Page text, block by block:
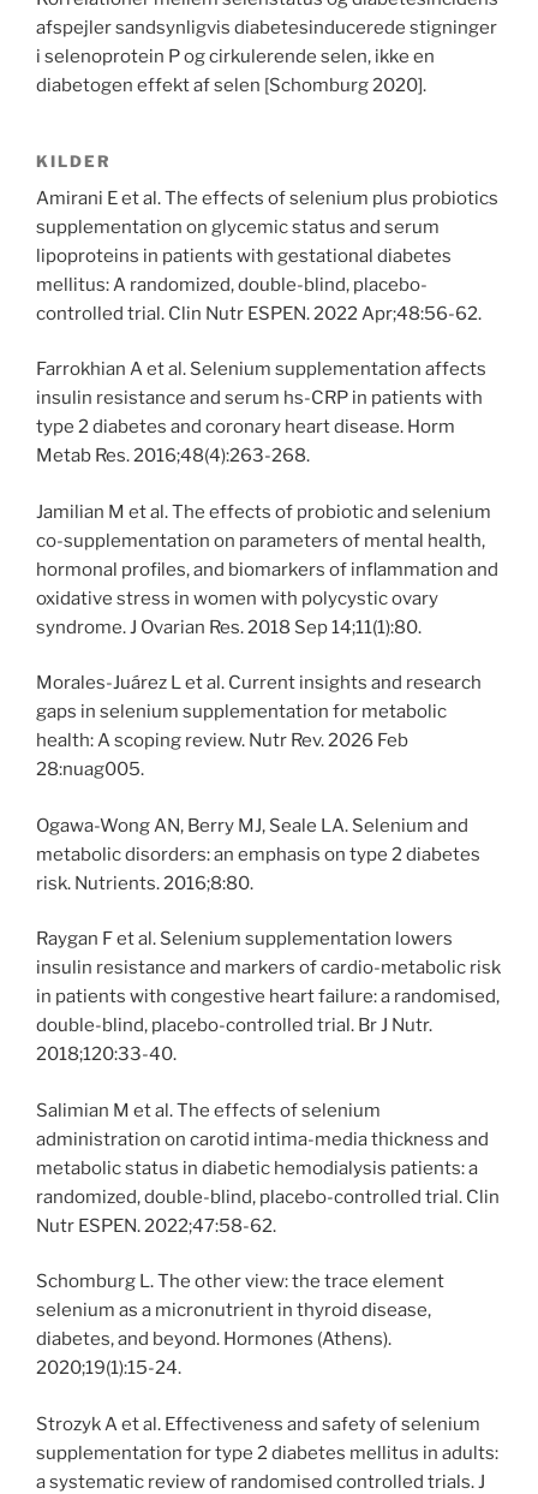
afspejler sandsynligvis diabetesinducerede stigninger
i selenoprotein P og cirkulerende selen, ikke en
diabetogen effekt af selen [Schomburg 2020].
KILDER
Amirani E et al. The effects of selenium plus probiotics
supplementation on glycemic status and serum
lipoproteins in patients with gestational diabetes
mellitus: A randomized, double-blind, placebo-
controlled trial. Clin Nutr ESPEN. 2022 Apr;48:56-62.
Farrokhian A et al. Selenium supplementation affects
insulin resistance and serum hs-CRP in patients with
type 2 diabetes and coronary heart disease. Horm
Metab Res. 2016;48(4):263-268.
Jamilian M et al. The effects of probiotic and selenium
co-supplementation on parameters of mental health,
hormonal profiles, and biomarkers of inflammation and
oxidative stress in women with polycystic ovary
syndrome. J Ovarian Res. 2018 Sep 14;11(1):80.
Morales-Juárez L et al. Current insights and research
gaps in selenium supplementation for metabolic
health: A scoping review. Nutr Rev. 2026 Feb
28:nuag005.
Ogawa-Wong AN, Berry MJ, Seale LA. Selenium and
metabolic disorders: an emphasis on type 2 diabetes
risk. Nutrients. 2016;8:80.
Raygan F et al. Selenium supplementation lowers
insulin resistance and markers of cardio-metabolic risk
in patients with congestive heart failure: a randomised,
double-blind, placebo-controlled trial. Br J Nutr.
2018;120:33-40.
Salimian M et al. The effects of selenium
administration on carotid intima-media thickness and
metabolic status in diabetic hemodialysis patients: a
randomized, double-blind, placebo-controlled trial. Clin
Nutr ESPEN. 2022;47:58-62.
Schomburg L. The other view: the trace element
selenium as a micronutrient in thyroid disease,
diabetes, and beyond. Hormones (Athens).
2020;19(1):15-24.
Strozyk A et al. Effectiveness and safety of selenium
supplementation for type 2 diabetes mellitus in adults:
a systematic review of randomised controlled trials. J